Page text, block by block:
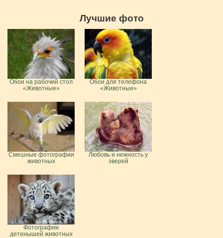
Лучшие фото
Обои на рабочий стол
«Животные»
Обои для телефона
«Животные»
Смешные фотографии
животных
Любовь и нежность у
зверей
Фотографии
детенышей животных